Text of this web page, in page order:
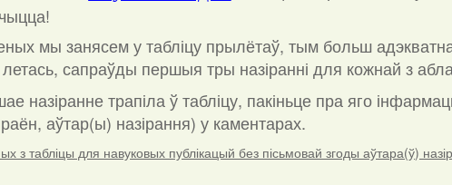
мы занясем у табліцу прылётаў, тым больш
сапраўды першыя тры назіранні для кожнай з
назіранне трапіла ў табліцу, пакіньце пра яго
аўтар(ы) назірання) у каментарах.
з табліцы для навуковых публікацый без пісьмовай згоды аўтара(ў)